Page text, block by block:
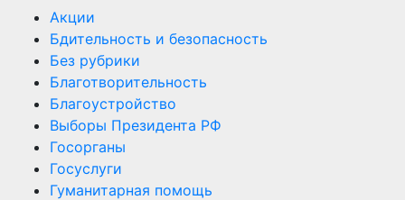
Акции
Бдительность и безопасность
Без рубрики
Благотворительность
Благоустройство
Выборы Президента РФ
Госорганы
Госуслуги
Гуманитарная помощь